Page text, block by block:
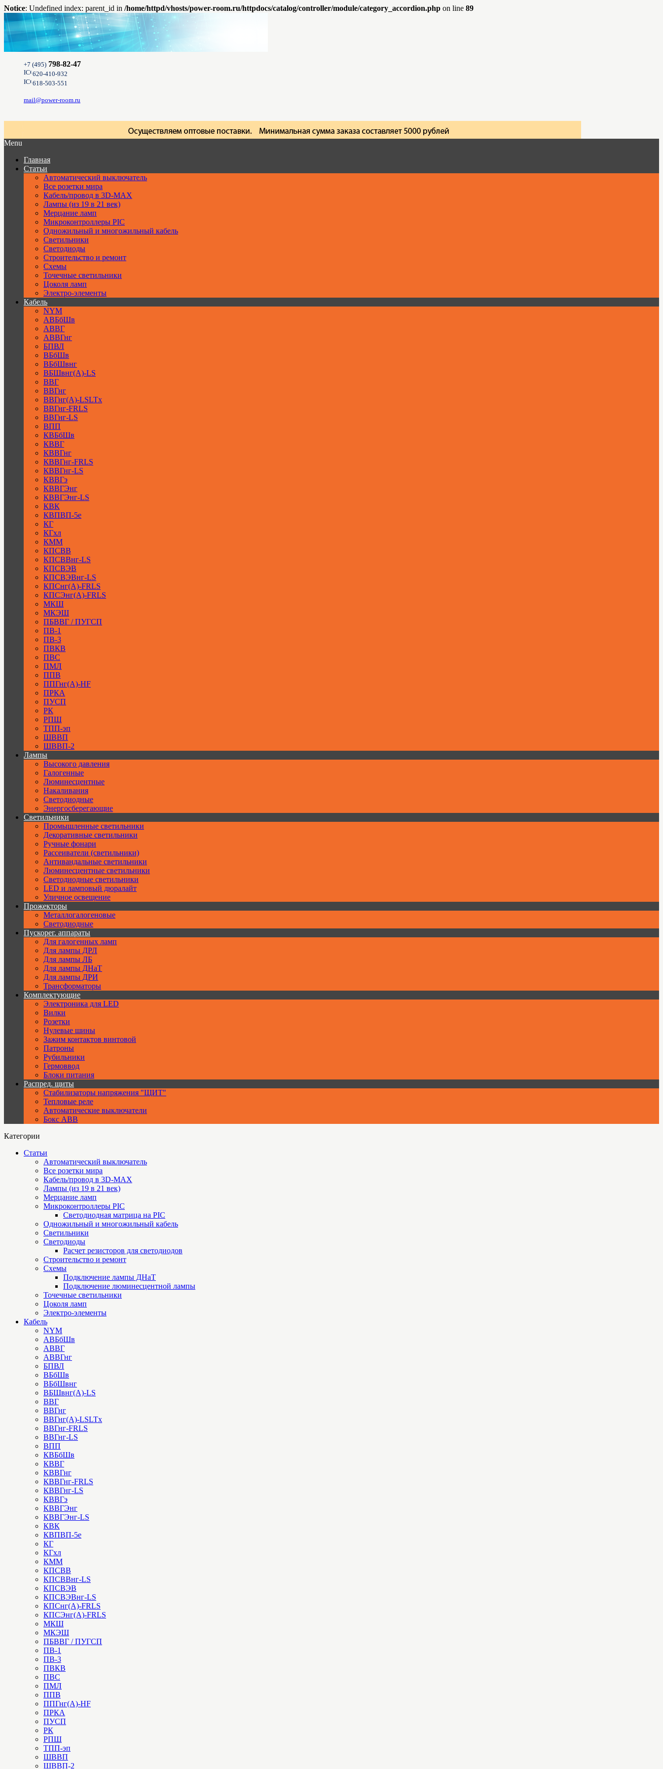
Notice: Undefined index: parent_id in /home/httpd/vhosts/power-room.ru/httpdocs/catalog/controller/module/category_accordion.php on line 89
+7 (495) 798-82-47
620-410-932
618-503-551
mail@power-room.ru
Menu
Главная
Статьи
Автоматический выключатель
Все розетки мира
Кабель/провод в 3D-MAX
Лампы (из 19 в 21 век)
Мерцание ламп
Микроконтроллеры PIC
Одножильный и многожильный кабель
Светильники
Светодиоды
Строительство и ремонт
Схемы
Точечные светильники
Цоколя ламп
Электро-элементы
Кабель
NYM
АВБбШв
АВВГ
АВВГнг
БПВЛ
ВБбШв
ВБбШвнг
ВБШвнг(А)-LS
ВВГ
ВВГнг
ВВГнг(А)-LSLTx
ВВГнг-FRLS
ВВГнг-LS
ВПП
КВБбШв
КВВГ
КВВГнг
КВВГнг-FRLS
КВВГнг-LS
КВВГэ
КВВГЭнг
КВВГЭнг-LS
КВК
КВПВП-5е
КГ
КГхл
КММ
КПСВВ
КПСВВнг-LS
КПСВЭВ
КПСВЭВнг-LS
КПСнг(А)-FRLS
КПСЭнг(А)-FRLS
МКШ
МКЭШ
ПБВВГ / ПУГСП
ПВ-1
ПВ-3
ПВКВ
ПВС
ПМЛ
ППВ
ППГнг(А)-HF
ПРКА
ПУСП
РК
РПШ
ТПП-эп
ШВВП
ШВВП-2
Лампы
Высокого давления
Галогенные
Люминесцентные
Накаливания
Светодиодные
Энергосберегающие
Светильники
Промышленные светильники
Декоративные светильники
Ручные фонари
Рассеиватели (светильники)
Антивандальные светильники
Люминесцентные светильники
Cветодиодные светильники
LED и ламповый дюралайт
Уличное освещение
Прожекторы
Металлогалогеновые
Светодиодные
Пускорег. аппараты
Для галогенных ламп
Для лампы ДРЛ
Для лампы ЛБ
Для лампы ДНаТ
Для лампы ДРИ
Трансформаторы
Комплектующие
Электроника для LED
Вилки
Розетки
Нулевые шины
Зажим контактов винтовой
Патроны
Рубильники
Гермоввод
Блоки питания
Распред. щиты
Стабилизаторы напряжения "ЩИТ"
Тепловые реле
Автоматические выключатели
Бокс ABB
Категории
Статьи
Автоматический выключатель
Все розетки мира
Кабель/провод в 3D-MAX
Лампы (из 19 в 21 век)
Мерцание ламп
Микроконтроллеры PIC
Cветодиодная матрица на PIC
Одножильный и многожильный кабель
Светильники
Светодиоды
Расчет резисторов для светодиодов
Строительство и ремонт
Схемы
Подключение лампы ДНаТ
Подключение люминесцентной лампы
Точечные светильники
Цоколя ламп
Электро-элементы
Кабель
NYM
АВБбШв
АВВГ
АВВГнг
БПВЛ
ВБбШв
ВБбШвнг
ВБШвнг(А)-LS
ВВГ
ВВГнг
ВВГнг(А)-LSLTx
ВВГнг-FRLS
ВВГнг-LS
ВПП
КВБбШв
КВВГ
КВВГнг
КВВГнг-FRLS
КВВГнг-LS
КВВГэ
КВВГЭнг
КВВГЭнг-LS
КВК
КВПВП-5е
КГ
КГхл
КММ
КПСВВ
КПСВВнг-LS
КПСВЭВ
КПСВЭВнг-LS
КПСнг(А)-FRLS
КПСЭнг(А)-FRLS
МКШ
МКЭШ
ПБВВГ / ПУГСП
ПВ-1
ПВ-3
ПВКВ
ПВС
ПМЛ
ППВ
ППГнг(А)-HF
ПРКА
ПУСП
РК
РПШ
ТПП-эп
ШВВП
ШВВП-2